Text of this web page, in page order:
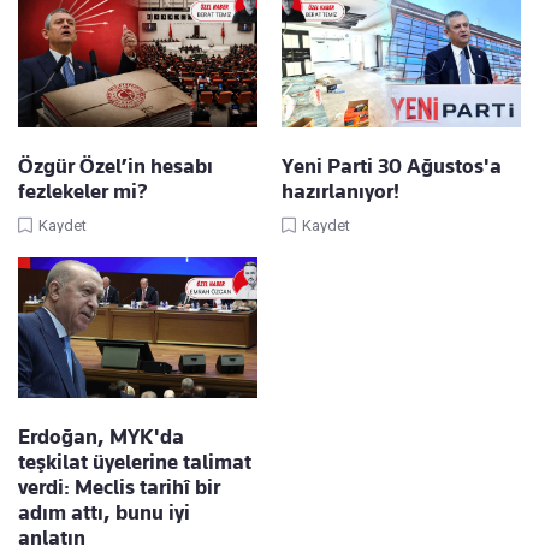
Özgür Özel’in hesabı
fezlekeler mi?
Kaydet
Yeni Parti 30 Ağustos'a
hazırlanıyor!
Kaydet
Erdoğan, MYK'da
teşkilat üyelerine talimat
verdi: Meclis tarihî bir
adım attı, bunu iyi
anlatın